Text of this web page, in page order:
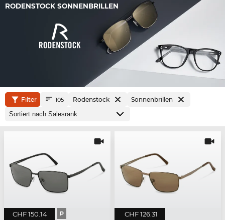
RODENSTOCK SONNENBRILLEN
Filter 105 Rodenstock Sonnenbrillen
CHF 150.14 P CHF 126.31